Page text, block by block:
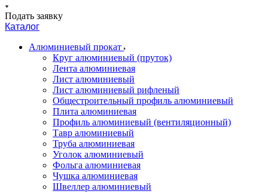
Подать заявку
Каталог
Алюминиевый прокат
Круг алюминиевый (пруток)
Лента алюминиевая
Лист алюминиевый
Лист алюминиевый рифленый
Общестроительный профиль алюминиевый
Плита алюминиевая
Профиль алюминиевый (вентиляционный)
Тавр алюминиевый
Труба алюминиевая
Уголок алюминиевый
Фольга алюминиевая
Чушка алюминиевая
Швеллер алюминиевый